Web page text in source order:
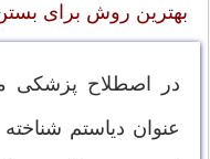
بهترین روش برای
در اصطلاح پزشکی
عنوان دیاستم